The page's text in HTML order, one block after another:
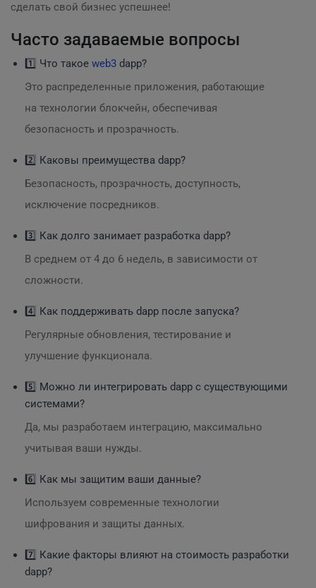
сделать свой бизнес успешнее!
Часто задаваемые вопросы
1️⃣ Что такое web3 dapp?
Это распределенные приложения, работающие
на технологии блокчейн, обеспечивая
безопасность и прозрачность.
2️⃣ Каковы преимущества dapp?
Безопасность, прозрачность, доступность,
исключение посредников.
3️⃣ Как долго занимает разработка dapp?
В среднем от 4 до 6 недель, в зависимости от
сложности.
4️⃣ Как поддерживать dapp после запуска?
Регулярные обновления, тестирование и
улучшение функционала.
5️⃣ Можно ли интегрировать dapp с существующими
системами?
Да, мы разработаем интеграцию, максимально
учитывая ваши нужды.
6️⃣ Как мы защитим ваши данные?
Используем современные технологии
шифрования и защиты данных.
7️⃣ Какие факторы влияют на стоимость разработки
dapp?